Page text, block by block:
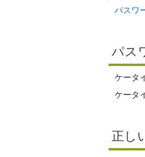
パスワ
パス
ケータ
ケータ
正し